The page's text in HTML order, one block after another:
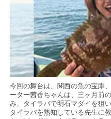
今回の舞台は、関西の魚の宝庫
ーター茜香ちゃんは、三ヶ月前
み、タイラバで明石マダイを狙い
タイラバを熟知している先生に